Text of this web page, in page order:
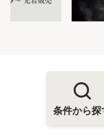
条件から探